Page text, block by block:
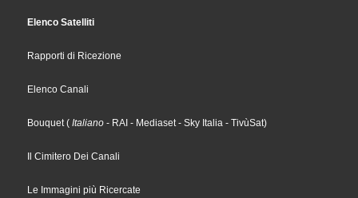
Elenco Satelliti
Rapporti di Ricezione
Elenco Canali
Bouquet ( Italiano - RAI - Mediaset - Sky Italia - TivùSat)
Il Cimitero Dei Canali
Le Immagini più Ricercate